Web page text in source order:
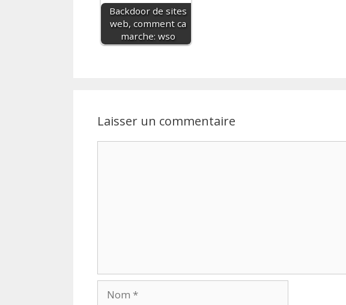
Backdoor de sites
web, comment ca
marche: wso
Laisser un commentaire